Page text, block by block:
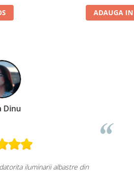
ADAUGA IN
Super!